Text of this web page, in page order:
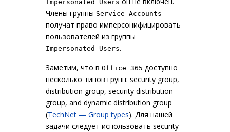
Impersonated Users
Члены группы Service Accounts
получат право имперсонифицировать
пользователей из группы
Impersonated Users.
Заметим, что в Office 365 доступно
несколько типов групп: security group,
distribution group, security distribution
group, and dynamic distribution group
(TechNet — Group types). Для нашей
задачи следует использовать security